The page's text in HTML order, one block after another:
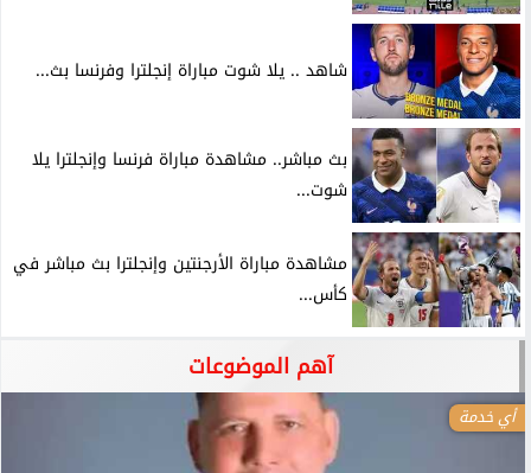
شاهد .. يلا شوت مباراة إنجلترا وفرنسا بث...
بث مباشر.. مشاهدة مباراة فرنسا وإنجلترا يلا
شوت...
مشاهدة مباراة الأرجنتين وإنجلترا بث مباشر في
كأس...
آهم الموضوعات
أي خدمة